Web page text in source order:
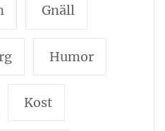
Gnäll
Humor
Kost